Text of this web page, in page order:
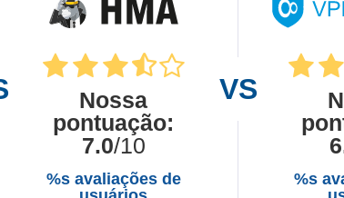
Nossa
pontuação:
7.0/10
%s avaliações de
%s